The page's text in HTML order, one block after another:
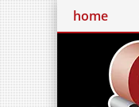
home